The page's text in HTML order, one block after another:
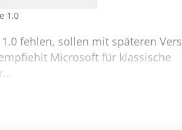
1.0
fehlen, sollen mit späteren
Microsoft für klassische